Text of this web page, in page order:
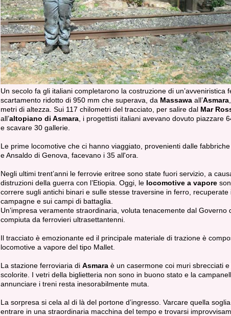
Un secolo fa gli italiani completarono la costruzione di un’avveniristica
scartamento ridotto di 950 mm che superava, da Massawa all’Asmara
metri di altezza. Sui 117 chilometri del tracciato, per salire dal Mar
all’altopiano di Asmara, i progettisti italiani avevano dovuto piazzare
e scavare 30 gallerie.
Le prime locomotive che ci hanno viaggiato, provenienti dalle
e Ansaldo di Genova, facevano i 35 all'ora.
Negli ultimi trent’anni le ferrovie eritree sono state fuori servizio, a
distruzioni della guerra con l’Etiopia. Oggi, le locomotive a vapore
correre sugli antichi binari e sulle stesse traversine in ferro, recuperate
campagne e sui campi di battaglia.
Un’impresa veramente straordinaria, voluta tenacemente dal Governo
compiuta da ferrovieri ultrasettantenni.
Il tracciato è emozionante ed il principale materiale di trazione è
locomotive a vapore del tipo Mallet.
La stazione ferroviaria di Asmaraè un casermone coi muri sbrecciati e
scolorite. I vetri della biglietteria non sono in buono stato e la
annunciare i treni resta inesorabilmente muta.
La sorpresa si cela al di là del portone d’ingresso. Varcare quella
entrare in una straordinaria macchina del tempo e trovarsi